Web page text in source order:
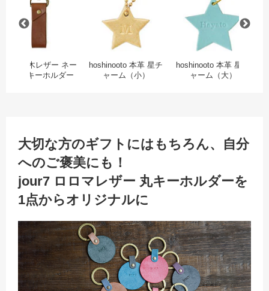
jour7 栃木レザー ネー
ムタグキーホルダー
hoshinooto 本革 星チ
ャーム（小）
hoshinooto 本革 星チ
ャーム（大）
大切な方のギフトにはもちろん、自分
へのご褒美にも！
jour7 ロロマレザー 丸キーホルダーを
1点からオリジナルに